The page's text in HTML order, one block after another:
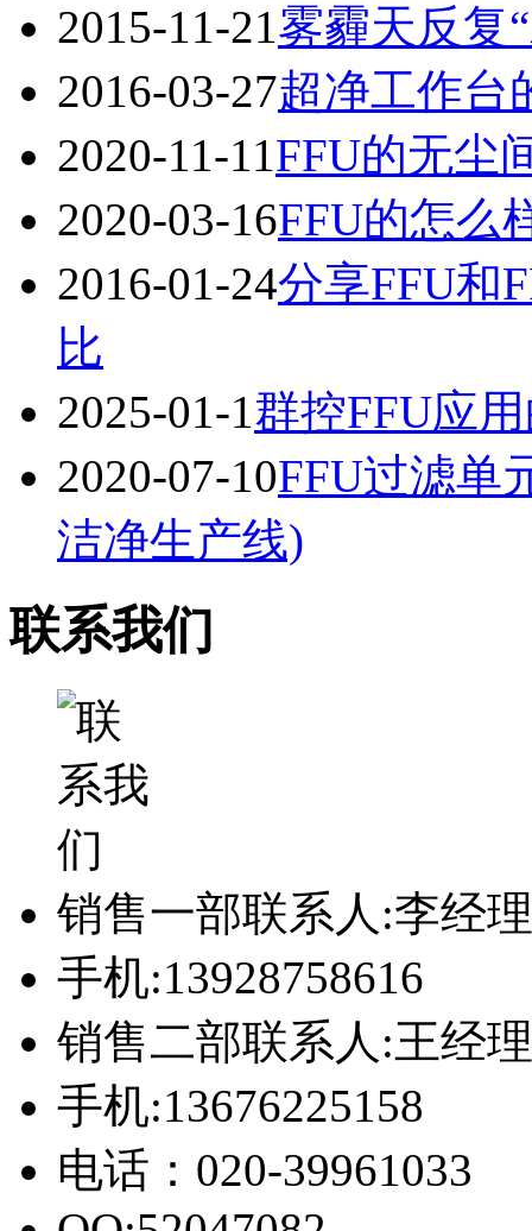
2015-11-21雾霾天反复
2016-03-27超净工作台
2020-11-11FFU的无尘
2020-03-16FFU的怎么
2016-01-24分享FFU和
比
2025-01-1群控FFU应
2020-07-10FFU过滤单
洁净生产线)
联系我们
销售一部联系人:李经理
手机:13928758616
销售二部联系人:王经理
手机:13676225158
电话：020-39961033